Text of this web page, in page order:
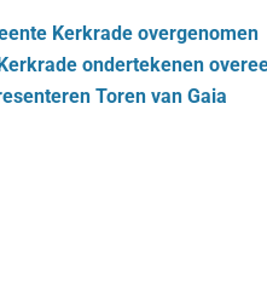
Kerkrade overgenomen
ondertekenen
Toren van Gaia